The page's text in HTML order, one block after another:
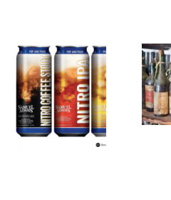
Nitro